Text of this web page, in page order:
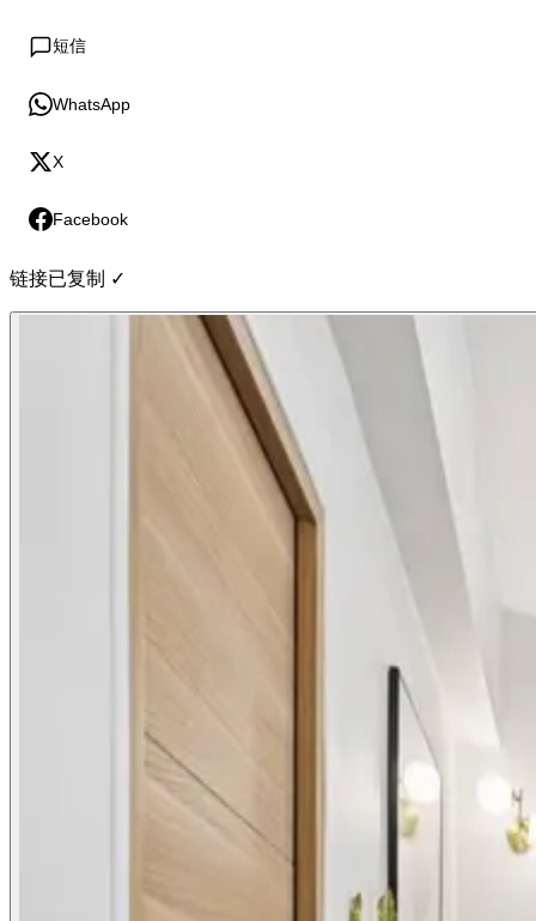
短信
WhatsApp
X
Facebook
链接已复制 ✓